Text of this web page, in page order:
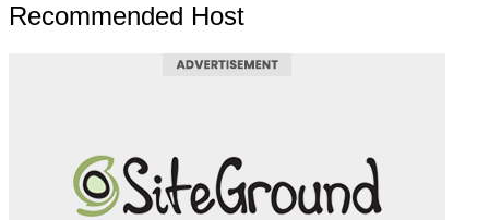
Recommended Host